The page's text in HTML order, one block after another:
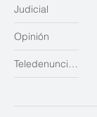
Judicial
Opinión
Teledenuncias